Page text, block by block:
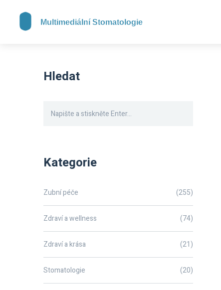
Hledat
Kategorie
Zubní péče (255)
Zdraví a wellness (74)
Zdraví a krása (21)
Stomatologie (20)